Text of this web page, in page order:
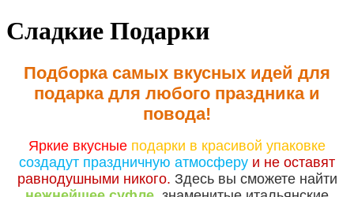
Сладкие Подарки
Подборка самых вкусных идей для
подарка для любого праздника и
повода!
Яркие вкусные подарки в красивой упаковке
создадут праздничную атмосферу и не оставят
равнодушными никого. Здесь вы сможете найти